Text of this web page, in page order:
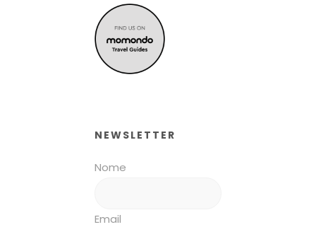
NEWSLETTER
Nome
Email